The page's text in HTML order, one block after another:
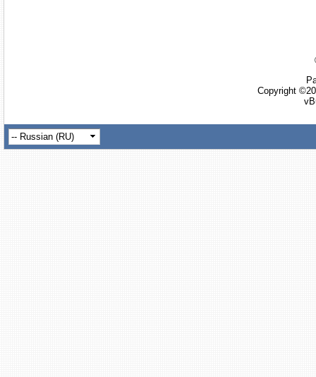
Copyright